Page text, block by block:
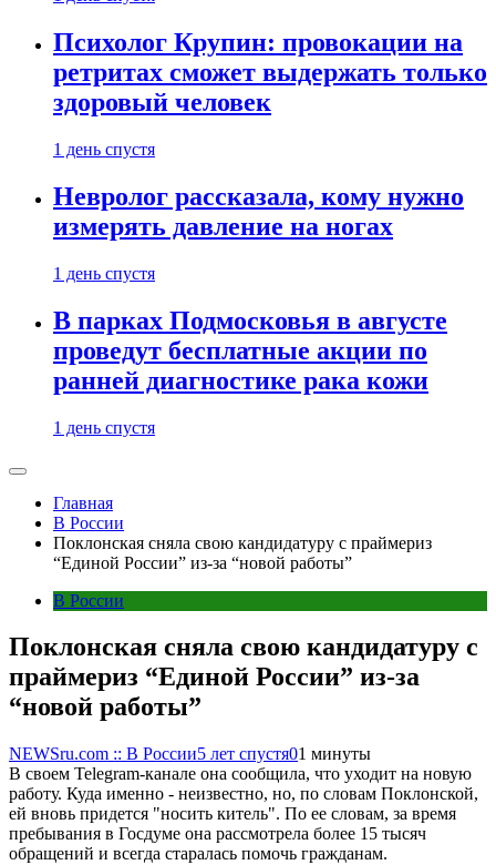
Психолог Крупин: провокации на
ретритах сможет выдержать только
здоровый человек
1 день спустя
Невролог рассказала, кому нужно
измерять давление на ногах
1 день спустя
В парках Подмосковья в августе
проведут бесплатные акции по
ранней диагностике рака кожи
1 день спустя
Главная
В России
Поклонская сняла свою кандидатуру с праймериз
“Единой России” из-за “новой работы”
В России
Поклонская сняла свою кандидатуру с
праймериз “Единой России” из-за
“новой работы”
NEWSru.com :: В России5 лет спустя01 минуты
В своем Telegram-канале она сообщила, что уходит на новую
работу. Куда именно - неизвестно, но, по словам Поклонской,
ей вновь придется "носить китель". По ее словам, за время
пребывания в Госдуме она рассмотрела более 15 тысяч
обращений и всегда старалась помочь гражданам.